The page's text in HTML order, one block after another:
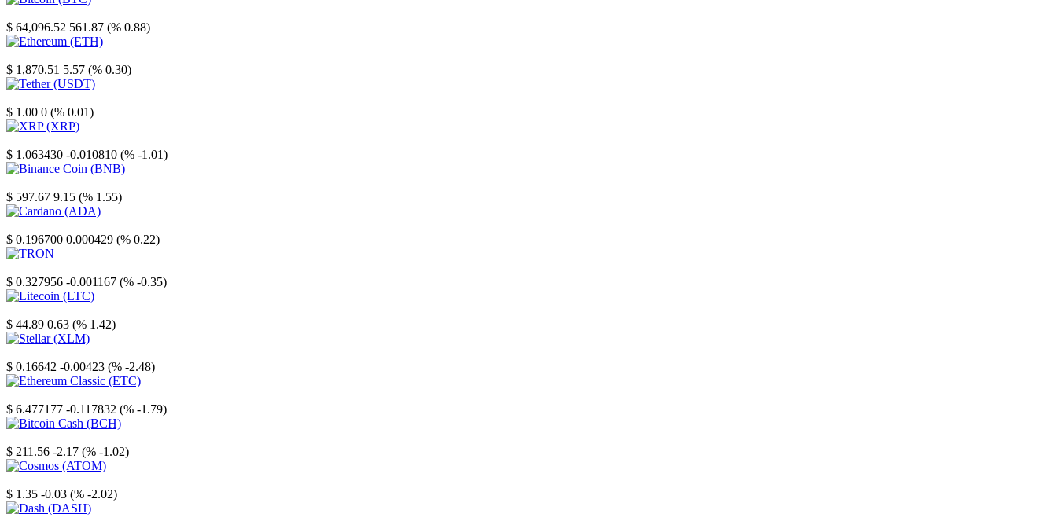
$ 64,096.52 561.87 (% 0.88)
$ 1,870.51 5.57 (% 0.30)
$ 1.00 0 (% 0.01)
$ 1.063430 -0.010810 (% -1.01)
$ 597.67 9.15 (% 1.55)
$ 0.196700 0.000429 (% 0.22)
$ 0.327956 -0.001167 (% -0.35)
$ 44.89 0.63 (% 1.42)
$ 0.16642 -0.00423 (% -2.48)
$ 6.477177 -0.117832 (% -1.79)
$ 211.56 -2.17 (% -1.02)
$ 1.35 -0.03 (% -2.02)